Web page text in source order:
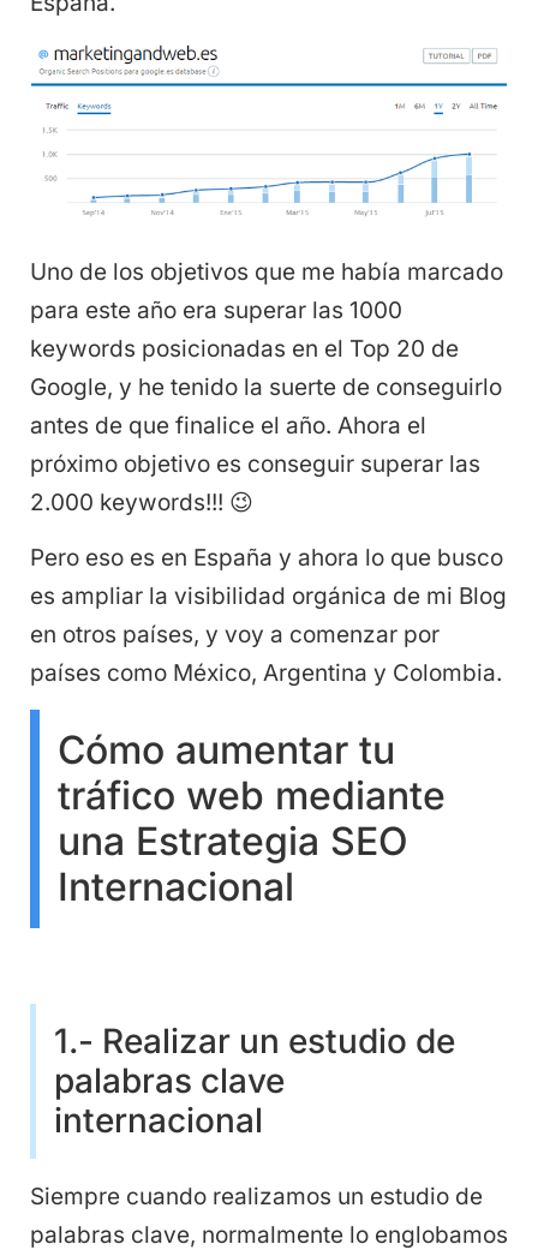
Uno de los objetivos que me había marcado
para este año era superar las 1000
keywords posicionadas en el Top 20 de
Google, y he tenido la suerte de conseguirlo
antes de que finalice el año. Ahora el
próximo objetivo es conseguir superar las
2.000 keywords!!! 😉
Pero eso es en España y ahora lo que busco
es ampliar la visibilidad orgánica de mi Blog
en otros países, y voy a comenzar por
países como México, Argentina y Colombia.
Cómo aumentar tu
tráfico web mediante
una Estrategia SEO
Internacional
1.- Realizar un estudio de
palabras clave
internacional
Siempre cuando realizamos un estudio de
palabras clave, normalmente lo englobamos